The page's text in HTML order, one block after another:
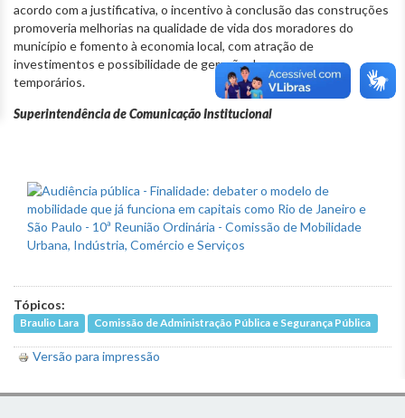
acordo com a justificativa, o incentivo à conclusão das construções
promoveria melhorias na qualidade de vida dos moradores do
município e fomento à economia local, com atração de
investimentos e possibilidade de geração de empregos
temporários.
Superintendência de Comunicação Institucional
Tópicos:
Braulio Lara Comissão de Administração Pública e Segurança Pública
Versão para impressão